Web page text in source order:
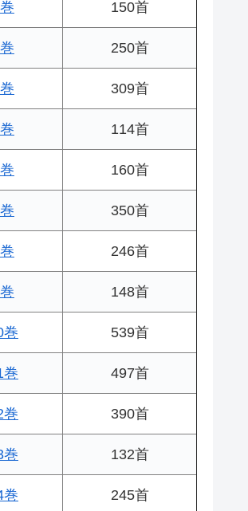
150首
250首
309首
114首
160首
350首
246首
148首
巻 539首
巻 497首
巻 390首
巻 132首
巻 245首